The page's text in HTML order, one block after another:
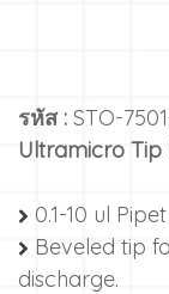
รหัส : STO-
Ultramicro Tip
0.1-10 ul
Beveled tip
discharge.